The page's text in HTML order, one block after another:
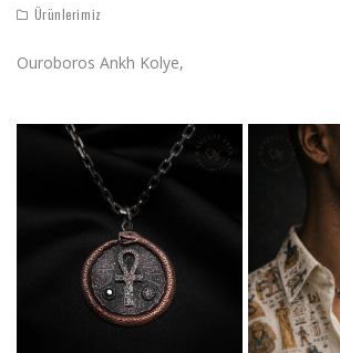
Ürünlerimiz
Ouroboros Ankh Kolye,